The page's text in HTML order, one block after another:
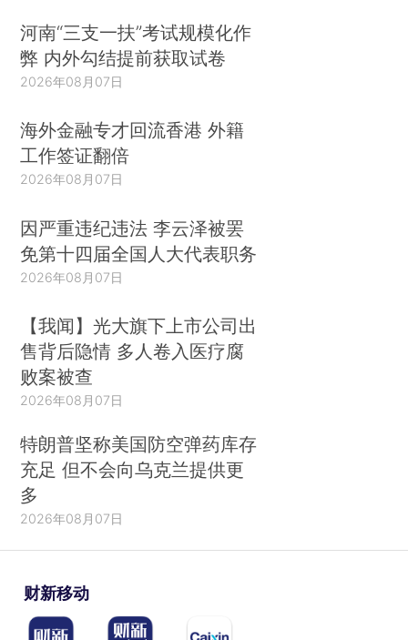
河南“三支一扶”考试规模化作
弊 内外勾结提前获取试卷
2026年08月07日
海外金融专才回流香港 外籍
工作签证翻倍
2026年08月07日
因严重违纪违法 李云泽被罢
免第十四届全国人大代表职务
2026年08月07日
【我闻】光大旗下上市公司出
售背后隐情 多人卷入医疗腐
败案被查
2026年08月07日
特朗普坚称美国防空弹药库存
充足 但不会向乌克兰提供更
多
2026年08月07日
财新移动